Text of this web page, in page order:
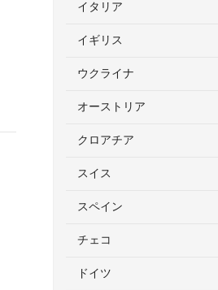
イタリア
イギリス
ウクライナ
オーストリア
クロアチア
スイス
スペイン
チェコ
ドイツ